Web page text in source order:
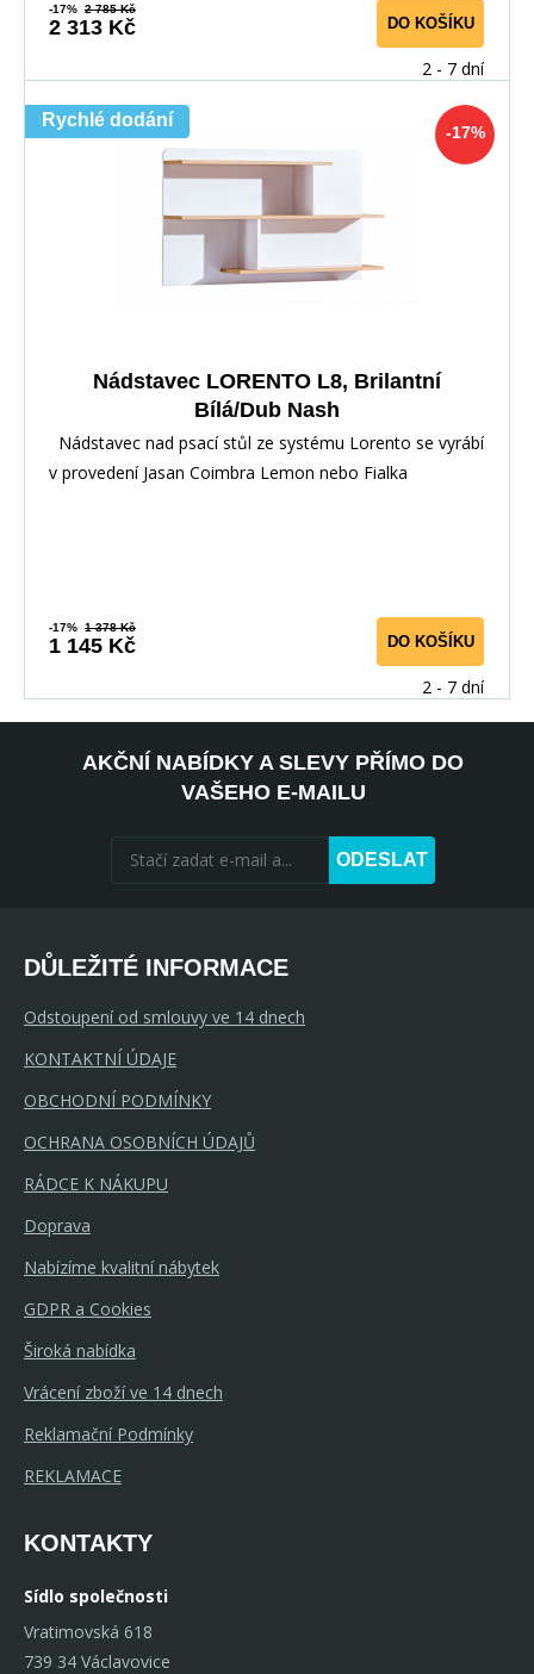
-17% 2 785 Kč
2 313 Kč DO KOŠÍKU
2 - 7 dní
-17%
Rychlé dodání
Nádstavec LORENTO L8, Brilantní
Bílá/Dub Nash
Nádstavec nad psací stůl ze systému Lorento se vyrábí
v provedení Jasan Coimbra Lemon nebo Fialka
-17% 1 378 Kč
1 145 Kč DO KOŠÍKU
2 - 7 dní
AKČNÍ NABÍDKY A SLEVY PŘÍMO DO
VAŠEHO E-MAILU
ODESLAT
DŮLEŽITÉ INFORMACE
Odstoupení od smlouvy ve 14 dnech
KONTAKTNÍ ÚDAJE
OBCHODNÍ PODMÍNKY
OCHRANA OSOBNÍCH ÚDAJŮ
RÁDCE K NÁKUPU
Doprava
Nabízíme kvalitní nábytek
GDPR a Cookies
Široká nabídka
Vrácení zboží ve 14 dnech
Reklamační Podmínky
REKLAMACE
KONTAKTY
Sídlo společnosti
Vratimovská 618
739 34 Václavovice